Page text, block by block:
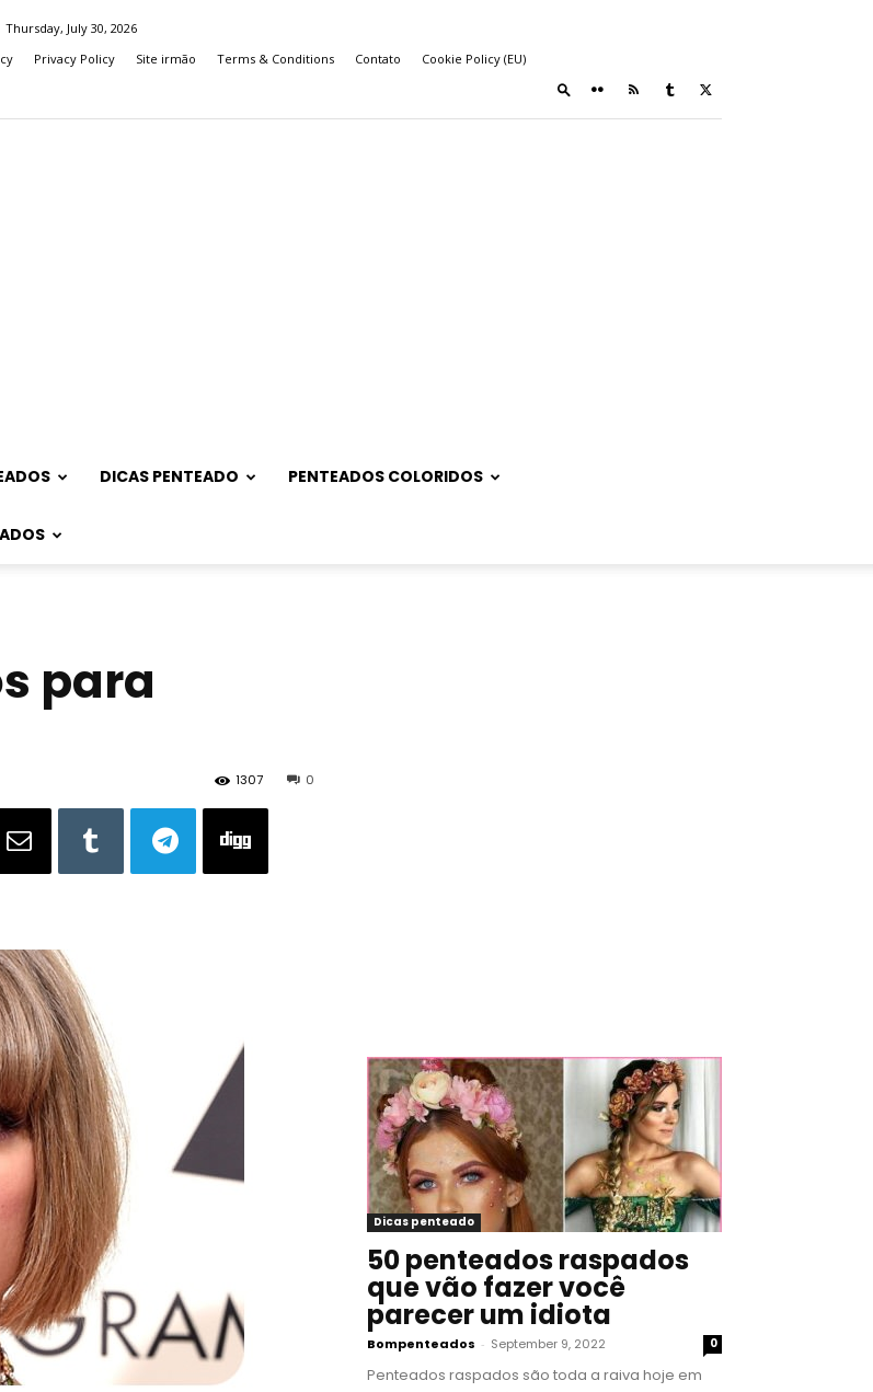
Thursday, July 30, 2026
Privacy Policy Site irmão Terms & Conditions Contato Cookie Policy (EU)
DICAS PENTEADO PENTEADOS COLORIDOS
para
0
1307
Dicas penteado
50 penteados raspados
que vão fazer você
parecer um idiota
Bompenteados - September 9, 2022 0
Penteados raspados são toda a raiva hoje em